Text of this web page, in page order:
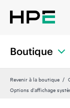
Boutique
Revenir à la boutique
Options d’affichage